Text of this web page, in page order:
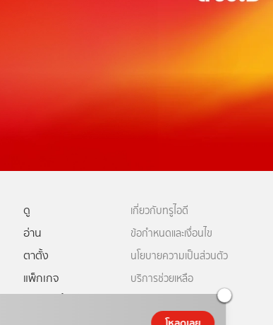
ดู
อ่าน
ตาตั้ง
แพ็กเกจ
เกี่ยวกับทรูไอดี
ข้อกำหนดและเงื่อนไข
นโยบายความเป็นส่วนตัว
บริการช่วยเหลือ